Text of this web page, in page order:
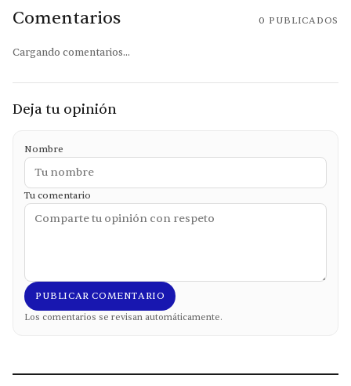
Comentarios 0 PUBLICADOS
Cargando comentarios...
Deja tu opinión
Nombre
Tu comentario
PUBLICAR COMENTARIO
Los comentarios se revisan automáticamente.